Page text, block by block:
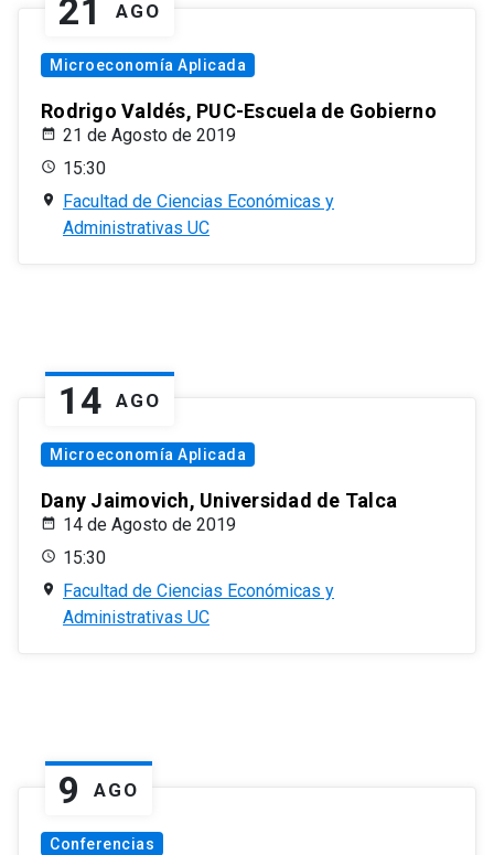
21 AGO
Microeconomía Aplicada
Rodrigo Valdés, PUC-Escuela de Gobierno
21 de Agosto de 2019
15:30
Facultad de Ciencias Económicas y
Administrativas UC
14 AGO
Microeconomía Aplicada
Dany Jaimovich, Universidad de Talca
14 de Agosto de 2019
15:30
Facultad de Ciencias Económicas y
Administrativas UC
9 AGO
Conferencias